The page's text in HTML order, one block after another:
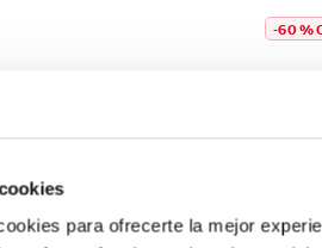
para ofrecerte la mejor
-60 %
el primero en enterarte de